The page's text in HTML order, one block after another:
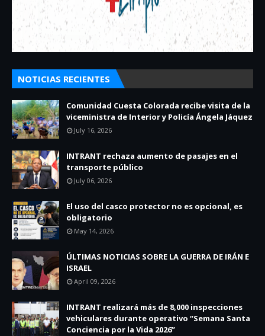
NOTICIAS RECIENTES
Comunidad Cuesta Colorada recibe visita de la
viceministra de Interior y Policía Ángela Jáquez
July 16, 2026
INTRANT rechaza aumento de pasajes en el
transporte público
July 06, 2026
El uso del casco protector no es opcional, es
obligatorio
May 14, 2026
ÚLTIMAS NOTICIAS SOBRE LA GUERRA DE IRÁN E
ISRAEL
April 09, 2026
INTRANT realizará más de 8,000 inspecciones
vehiculares durante operativo “Semana Santa
Conciencia por la Vida 2026”